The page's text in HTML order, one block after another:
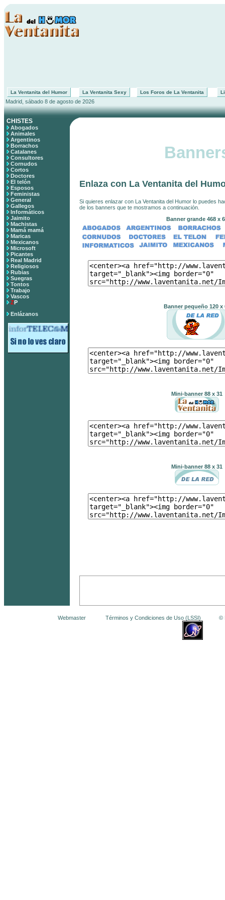
La Ventanita del Humor La Ventanita Sexy Los Foros de La Ventanita
Madrid, sábado 8 de agosto de 2026
CHISTES
Abogados
Animales
Argentinos
Borrachos
Catalanes
Consultores
Cornudos
Cortos
Doctores
El telón
Esposos
Feministas
General
Gallegos
Informáticos
Jaimito
Machistas
Mamá mamá
Maricas
Mexicanos
Microsoft
Picantes
Real Madrid
Religiosos
Rubias
Suegras
Tontos
Trabajo
Vascos
ZP
Enlázanos
Enlaza con La Ventanita del
Si quieres enlazar con La Ventanita del Humor lo puedes
de los banners que te mostramos a continuación.
Banner grande 468 x
Banner pequeño 120 x
Mini-banner 88 x 31
Mini-banner 88 x 31
Webmaster Términos y Condiciones de Uso (LSSI) © La